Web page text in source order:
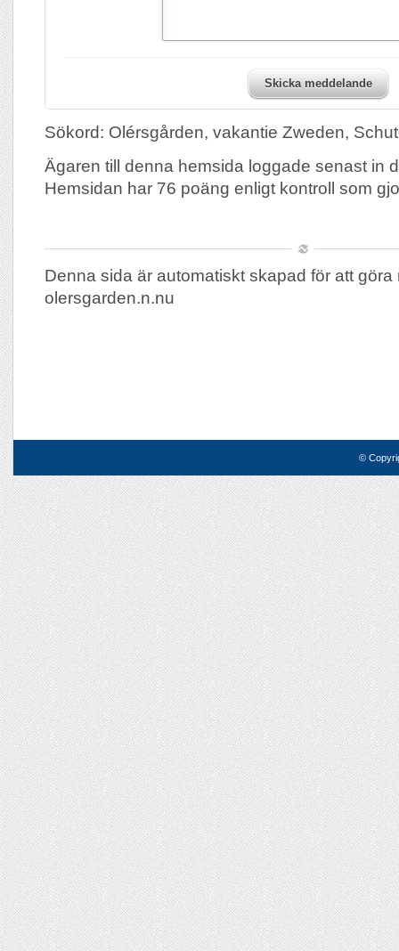
Skicka meddelande
Sökord: Olérsgården, vakantie Zweden,
Ägaren till denna hemsida loggade senast in
Hemsidan har 76 poäng enligt kontroll som
Denna sida är automatiskt skapad för att göra
olersgarden.n.nu
©